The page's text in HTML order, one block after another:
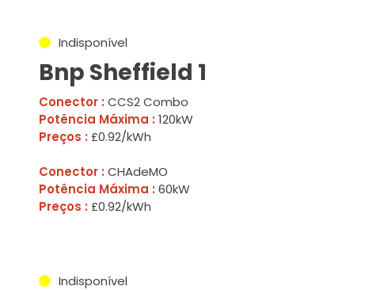
Indisponível
Bnp Sheffield 1
Conector : CCS2 Combo
Potência Máxima : 120kW
Preços : £0.92/kWh
Conector : CHAdeMO
Potência Máxima : 60kW
Preços : £0.92/kWh
Indisponível